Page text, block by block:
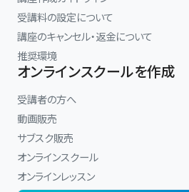
受講料の設定について
講座のキャンセル・返金について
推奨環境
オンラインスクールを作成
受講者の方へ
動画販売
サブスク販売
オンラインスクール
オンラインレッスン